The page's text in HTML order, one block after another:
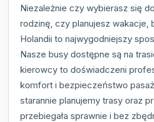
Niezależnie czy wybierasz się
rodzinę, czy planujesz wakacje,
Holandii to najwygodniejszy
Nasze busy dostępne są na
kierowcy to doświadczeni
komfort i bezpieczeństwo
starannie planujemy trasy oraz
przebiegała sprawnie i bez